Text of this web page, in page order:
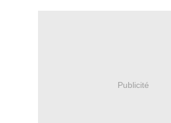
Publicité